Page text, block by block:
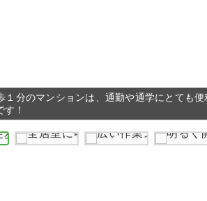
１分のマンションは、通勤や通学にとても
す！